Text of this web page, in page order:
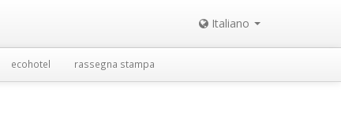
Italiano
ecohotel rassegna stampa